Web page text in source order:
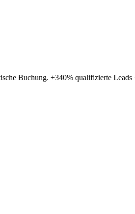
Buchung. +340% qualifizierte